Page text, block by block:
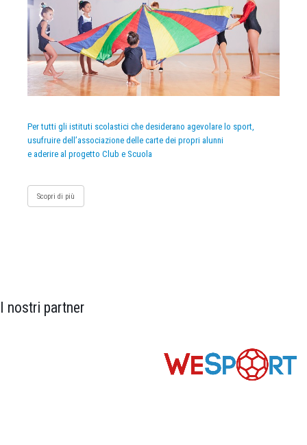
Per tutti gli istituti scolastici che desiderano agevolare lo sport,
usufruire dell’associazione delle carte dei propri alunni
e aderire al progetto Club e Scuola
Scopri di più
I nostri partner